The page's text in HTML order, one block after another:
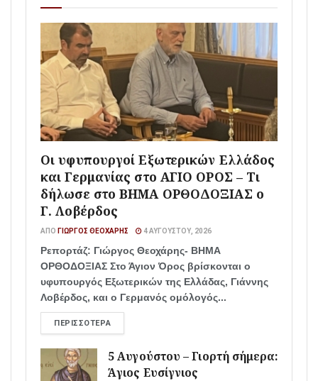
Οι υφυπουργοί Εξωτερικών Ελλάδος
και Γερμανίας στο ΑΓΙΟ ΟΡΟΣ – Τι
δήλωσε στο ΒΗΜΑ ΟΡΘΟΔΟΞΙΑΣ ο
Γ. Λοβέρδος
ΑΠΌ ΓΙΏΡΓΟΣ ΘΕΟΧΆΡΗΣ 4 ΑΥΓΟΎΣΤΟΥ, 2026
Ρεπορτάζ: Γιώργος Θεοχάρης- ΒΗΜΑ
ΟΡΘΟΔΟΞΙΑΣ Στο Άγιον Όρος βρίσκονται ο
υφυπουργός Εξωτερικών της Ελλάδας, Γιάννης
Λοβέρδος, και ο Γερμανός ομόλογός...
ΠΕΡΙΣΣΌΤΕΡΑ
5 Αυγούστου – Γιορτή σήμερα:
Άγιος Ευσίγνιος